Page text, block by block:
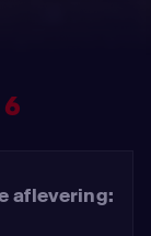
aflevering: